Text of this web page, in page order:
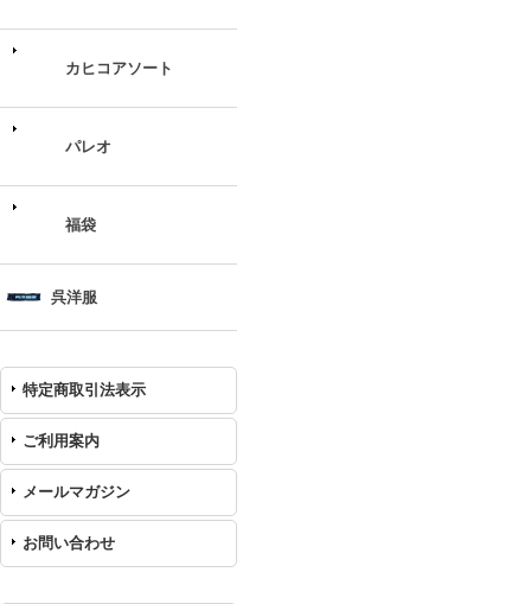
カヒコアソート
パレオ
福袋
呉洋服
特定商取引法表示
ご利用案内
メールマガジン
お問い合わせ